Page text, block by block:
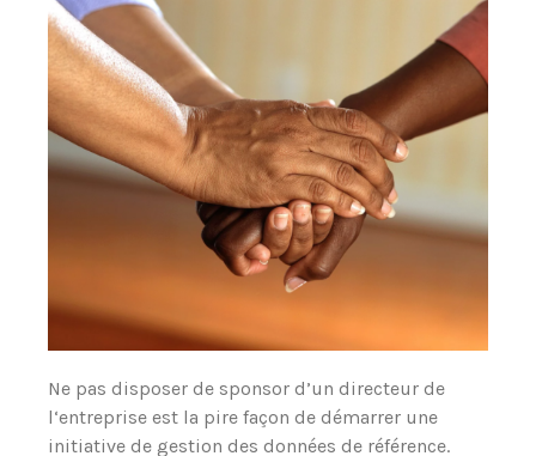
Ne pas disposer de sponsor d’un directeur de
l‘entreprise est la pire façon de démarrer une
initiative de gestion des données de référence.